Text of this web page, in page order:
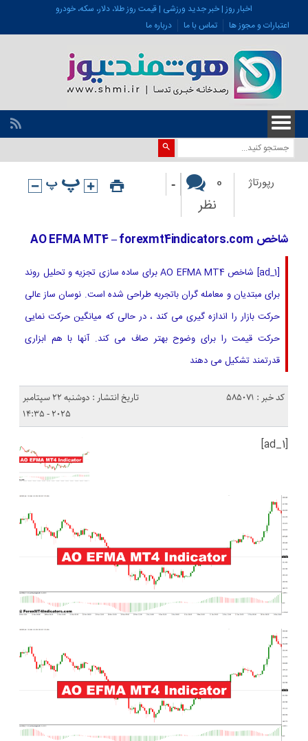
اخبار روز | خبر جدید ورزشی | قیمت روز طلا، دلار، سکه، خودرو
اعتبارات و مجوز ها
تماس با ما درباره ما
رپورتاژ
0
نظر
-
شاخص AO EFMA MT4 – forexmt4indicators.com
[ad_1] شاخص AO EFMA MT4 برای ساده سازی تجزیه و تحلیل روند
برای مبتدیان و معامله گران باتجربه طراحی شده است. نوسان ساز عالی
حرکت بازار را اندازه گیری می کند ، در حالی که میانگین حرکت نمایی
حرکت قیمت را برای وضوح بهتر صاف می کند. آنها با هم ابزاری
قدرتمند تشکیل می دهند
کد خبر : 585071
تاریخ انتشار : دوشنبه 22 سپتامبر
2025 - 14:35
[ad_1]